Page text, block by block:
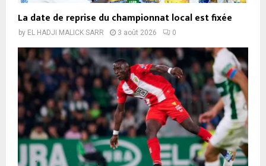
La date de reprise du championnat local est fixée
by EL HADJI MALICK SARR 3 août 2026 0